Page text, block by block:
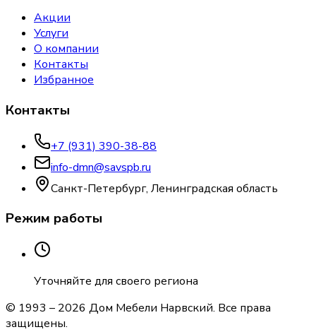
Акции
Услуги
О компании
Контакты
Избранное
Контакты
+7 (931) 390-38-88
info-dmn@savspb.ru
Санкт-Петербург, Ленинградская область
Режим работы
Уточняйте для своего региона
© 1993 – 2026 Дом Мебели Нарвский. Все права
защищены.